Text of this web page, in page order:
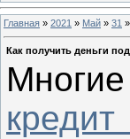
Главная » 2021 » Май » 31
Как получить деньги